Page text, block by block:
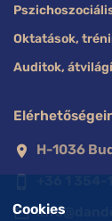
Oktatások,
Auditok,
location_on H-1036
mail_outline
Cookies